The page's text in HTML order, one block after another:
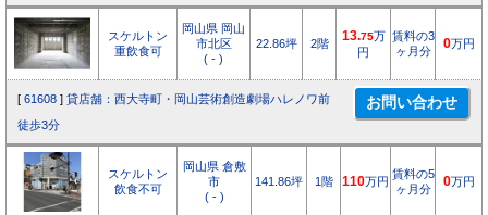
スケルトン
重飲食可
岡山県 岡山
市北区
( - )
22.86坪 2階
13.75万
円
賃料の3
ヶ月分
0万円
[ 61608 ] 貸店舗：西大寺町・岡山芸術創造劇場ハレノワ前
徒歩3分
スケルトン
飲食不可
岡山県 倉敷
市
( - )
141.86坪 1階 110万円
賃料の5
ヶ月分
0万円